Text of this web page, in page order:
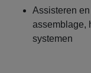
Assisteren
assemblage,
systemen